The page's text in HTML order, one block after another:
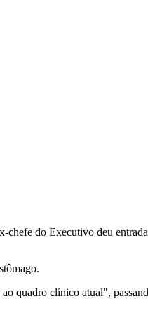
do Executivo deu
quadro clínico atual",